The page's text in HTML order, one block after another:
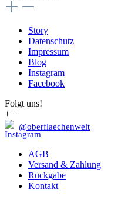
Story
Datenschutz
Impressum
Blog
Instagram
Facebook
Folgt uns!
+ −
@oberflaechenwelt
AGB
Versand & Zahlung
Rückgabe
Kontakt